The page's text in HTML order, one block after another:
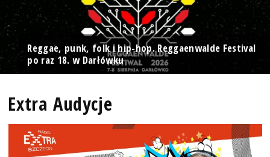
Reggae, punk, folk i hip-hop. Reggaenwalde Festival
po raz 18. w Darłówku
Extra Audycje